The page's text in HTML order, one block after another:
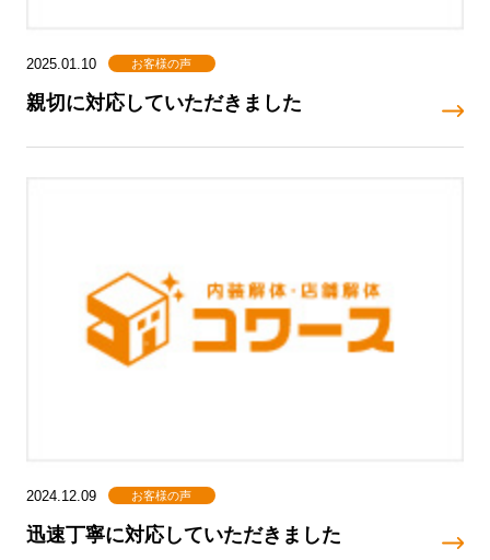
2025.01.10 お客様の声
親切に対応していただきました
2024.12.09 お客様の声
迅速丁寧に対応していただきました